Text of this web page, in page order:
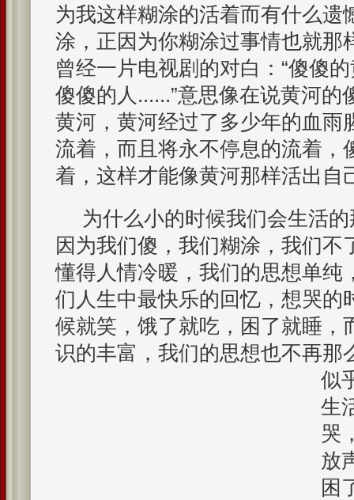
为我这样糊涂的活着而有什么遗
涂，正因为你糊涂过事情也就那
曾经一片电视剧的对白：“傻傻
傻傻的人......”意思像在说黄河的
黄河，黄河经过了多少年的血雨
流着，而且将永不停息的流着，
着，这样才能像黄河那样活出自
为什么小的时候我们会生活
因为我们傻，我们糊涂，我们不
懂得人情冷暖，我们的思想单纯
们人生中最快乐的回忆，想哭的
候就笑，饿了就吃，困了就睡，
识的丰富，我们的思想也不再那
似
生
哭
放
困